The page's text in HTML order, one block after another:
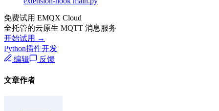
免费试用 EMQX Cloud
全托管的云原生 MQTT 消息服务
开始试用 →
Python插件开发
编辑
反馈
文章作者